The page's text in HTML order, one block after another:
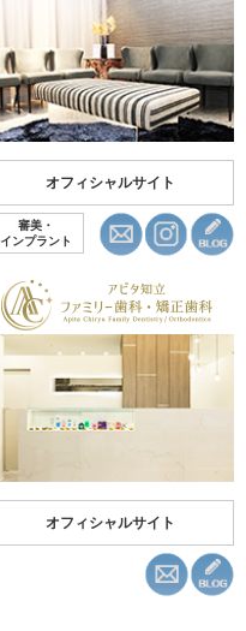
オフィシャルサイト
審美・
インプラント
オフィシャルサイト